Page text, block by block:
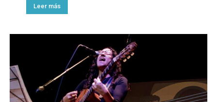
Leer más